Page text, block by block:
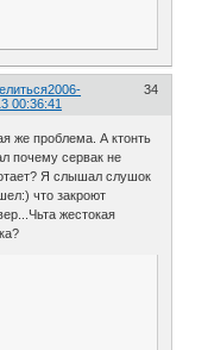
34
2006-
00:36:41
же проблема. А ктонть
почему сервак не
Я слышал слушок
что закроют
жестокая